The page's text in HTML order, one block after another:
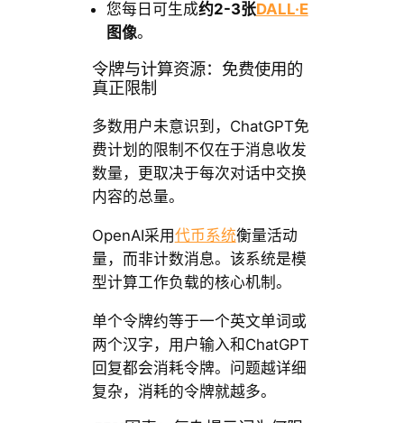
您每日可生成约2-3张DALL·E
图像。
令牌与计算资源：免费使用的
真正限制
多数用户未意识到，ChatGPT免
费计划的限制不仅在于消息收发
数量，更取决于每次对话中交换
内容的总量。
OpenAI采用代币系统衡量活动
量，而非计数消息。该系统是模
型计算工作负载的核心机制。
单个令牌约等于一个英文单词或
两个汉字，用户输入和ChatGPT
回复都会消耗令牌。问题越详细
复杂，消耗的令牌就越多。